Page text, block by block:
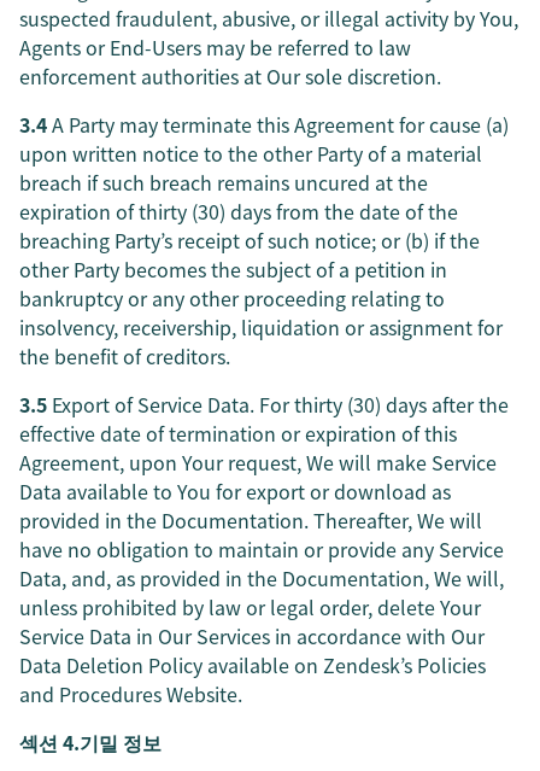
suspected fraudulent, abusive, or illegal activity by You,
Agents or End-Users may be referred to law
enforcement authorities at Our sole discretion.
3.4A Party may terminate this Agreement for cause (a)
upon written notice to the other Party of a material
breach if such breach remains uncured at the
expiration of thirty (30) days from the date of the
breaching Party’s receipt of such notice; or (b) if the
other Party becomes the subject of a petition in
bankruptcy or any other proceeding relating to
insolvency, receivership, liquidation or assignment for
the benefit of creditors.
3.5 Export of Service Data. For thirty (30) days after the
effective date of termination or expiration of this
Agreement, upon Your request, We will make Service
Data available to You for export or download as
provided in the Documentation. Thereafter, We will
have no obligation to maintain or provide any Service
Data, and, as provided in the Documentation, We will,
unless prohibited by law or legal order, delete Your
Service Data in Our Services in accordance with Our
Data Deletion Policy available on Zendesk’s Policies
and Procedures Website.
섹션 4.기밀 정보